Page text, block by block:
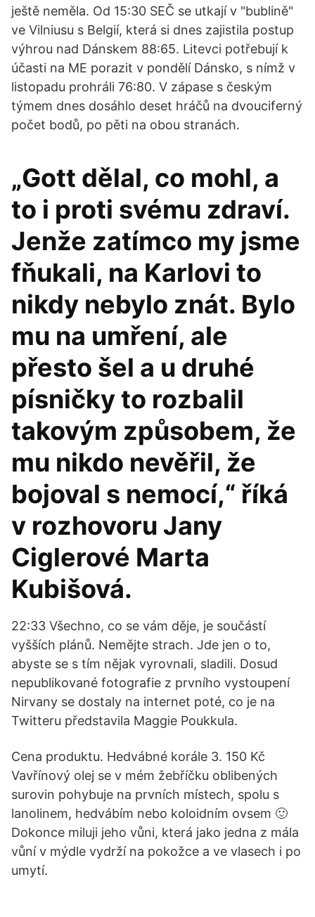
ještě neměla. Od 15:30 SEČ se utkají v "bublině"
ve Vilniusu s Belgií, která si dnes zajistila postup
výhrou nad Dánskem 88:65. Litevci potřebují k
účasti na ME porazit v pondělí Dánsko, s nímž v
listopadu prohráli 76:80. V zápase s českým
týmem dnes dosáhlo deset hráčů na dvouciferný
počet bodů, po pěti na obou stranách.
„Gott dělal, co mohl, a
to i proti svému zdraví.
Jenže zatímco my jsme
fňukali, na Karlovi to
nikdy nebylo znát. Bylo
mu na umření, ale
přesto šel a u druhé
písničky to rozbalil
takovým způsobem, že
mu nikdo nevěřil, že
bojoval s nemocí,“ říká
v rozhovoru Jany
Ciglerové Marta
Kubišová.
22:33 Všechno, co se vám děje, je součástí
vyšších plánů. Nemějte strach. Jde jen o to,
abyste se s tím nějak vyrovnali, sladili. Dosud
nepublikované fotografie z prvního vystoupení
Nirvany se dostaly na internet poté, co je na
Twitteru představila Maggie Poukkula.
Cena produktu. Hedvábné korále 3. 150 Kč
Vavřínový olej se v mém žebříčku oblibených
surovin pohybuje na prvních místech, spolu s
lanolinem, hedvábím nebo koloidním ovsem 🙂
Dokonce miluji jeho vůni, která jako jedna z mála
vůní v mýdle vydrží na pokožce a ve vlasech i po
umytí.